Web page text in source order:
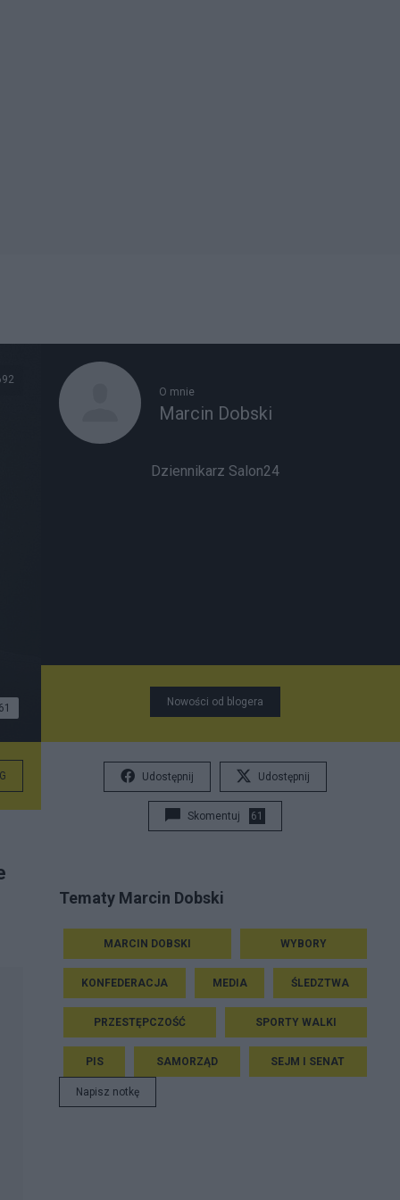
61
O mnie
Marcin Dobski
Dziennikarz Salon24
Nowości od blogera
Udostępnij Udostępnij
Skomentuj 61
Tematy Marcin Dobski
MARCIN DOBSKI WYBORY
KONFEDERACJA MEDIA ŚLEDZTWA
PRZESTĘPCZOŚĆ SPORTY WALKI
PIS SAMORZĄD SEJM I SENAT
Napisz notkę